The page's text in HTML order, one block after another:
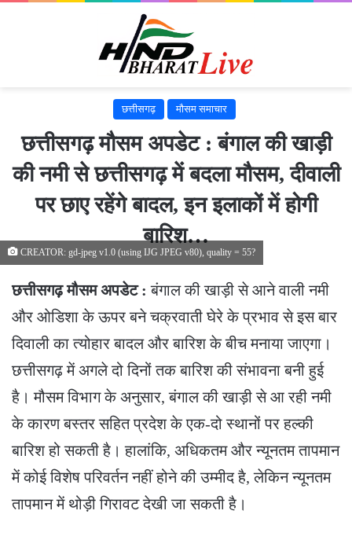
छत्तीसगढ़ मौसम समाचार
छत्तीसगढ़ मौसम अपडेट : बंगाल की खाड़ी
की नमी से छत्तीसगढ़ में बदला मौसम, दीवाली
पर छाए रहेंगे बादल, इन इलाकों में होगी
बारिश…
CREATOR: gd-jpeg v1.0 (using IJG JPEG v80), quality = 55?
छत्तीसगढ़ मौसम अपडेट : बंगाल की खाड़ी से आने वाली नमी
और ओडिशा के ऊपर बने चक्रवाती घेरे के प्रभाव से इस बार
दिवाली का त्‍योहार बादल और बारिश के बीच मनाया जाएगा।
छत्तीसगढ़ में अगले दो दिनों तक बारिश की संभावना बनी हुई
है। मौसम विभाग के अनुसार, बंगाल की खाड़ी से आ रही नमी
के कारण बस्‍तर सहित प्रदेश के एक-दो स्थानों पर हल्की
बारिश हो सकती है। हालांकि, अधिकतम और न्यूनतम तापमान
में कोई विशेष परिवर्तन नहीं होने की उम्मीद है, लेकिन न्यूनतम
तापमान में थोड़ी गिरावट देखी जा सकती है।